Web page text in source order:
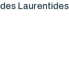
Laurentides